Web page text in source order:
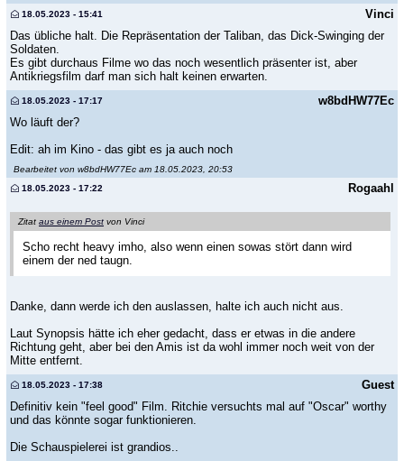
Vinci
18.05.2023 - 15:41
Das übliche halt. Die Repräsentation der Taliban, das Dick-Swinging der
Soldaten.
Es gibt durchaus Filme wo das noch wesentlich präsenter ist, aber
Antikriegsfilm darf man sich halt keinen erwarten.
w8bdHW77Ec
18.05.2023 - 17:17
Wo läuft der?
Edit: ah im Kino - das gibt es ja auch noch
Bearbeitet von w8bdHW77Ec am 18.05.2023, 20:53
Rogaahl
18.05.2023 - 17:22
Zitat aus einem Post von Vinci
Scho recht heavy imho, also wenn einen sowas stört dann wird
einem der ned taugn.
Danke, dann werde ich den auslassen, halte ich auch nicht aus.
Laut Synopsis hätte ich eher gedacht, dass er etwas in die andere
Richtung geht, aber bei den Amis ist da wohl immer noch weit von der
Mitte entfernt.
Guest
18.05.2023 - 17:38
Definitiv kein "feel good" Film. Ritchie versuchts mal auf "Oscar" worthy
und das könnte sogar funktionieren.
Die Schauspielerei ist grandios..